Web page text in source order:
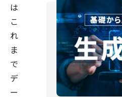
は
こ
れ
ま
で
デ
ー